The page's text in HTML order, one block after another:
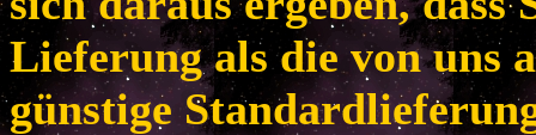
Lieferung als die von uns
günstige